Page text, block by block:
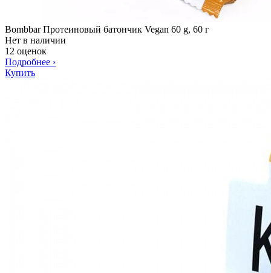
Bombbar Протеиновый батончик Vegan 60 g, 60 г
Нет в наличии
12 оценок
Подробнее ›
Купить